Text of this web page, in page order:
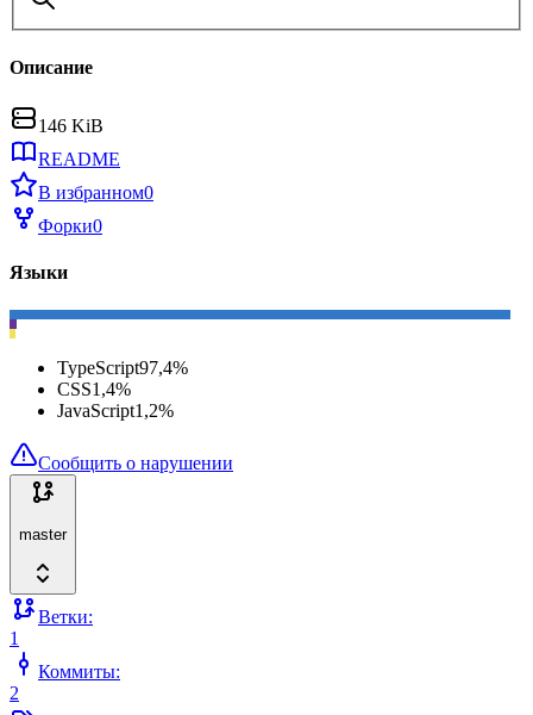
Описание
146 KiB
README
В избранном0
Форки0
Языки
TypeScript97,4%
CSS1,4%
JavaScript1,2%
Сообщить о нарушении
master
Ветки:
1
Коммиты:
2